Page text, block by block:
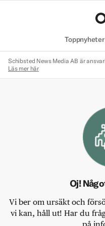
Toppnyheter
Schibsted News Media AB är
Läs mer här
Oj!
Vi ber om ursäkt och
vi kan, håll ut! Har du